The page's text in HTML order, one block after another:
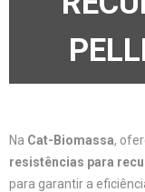
Na Cat-Biomassa,
resistências para
para garantir a